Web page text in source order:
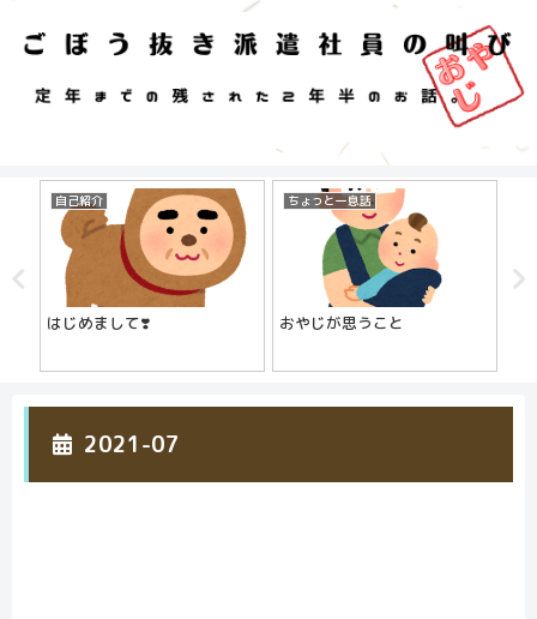
自己紹介
はじめまして❣️
ちょっと一息話
おやじが思うこと
2021-07